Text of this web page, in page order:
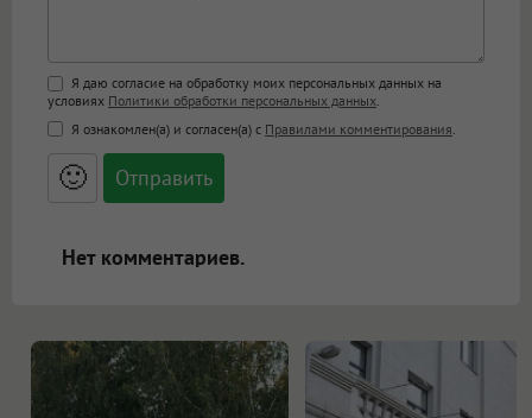
Поддержка HTML
<b>, <strong>, <u>, <i>, <em>, <s>, <big>,
<small>, <sup>, <sub>, <pre>, <ul>, <ol>, <li>,
<blockquote>, <code> экранирует HTML,
адреса URL автоматически становятся
ссылками, и [img]адрес[/img] будет
Я даю согласие на обработку моих персональных данных на
условиях Политики обработки персональных данных
Я ознакомлен(а) и согласен(а) с Правилами комментирования
🙂
Нет комментариев.